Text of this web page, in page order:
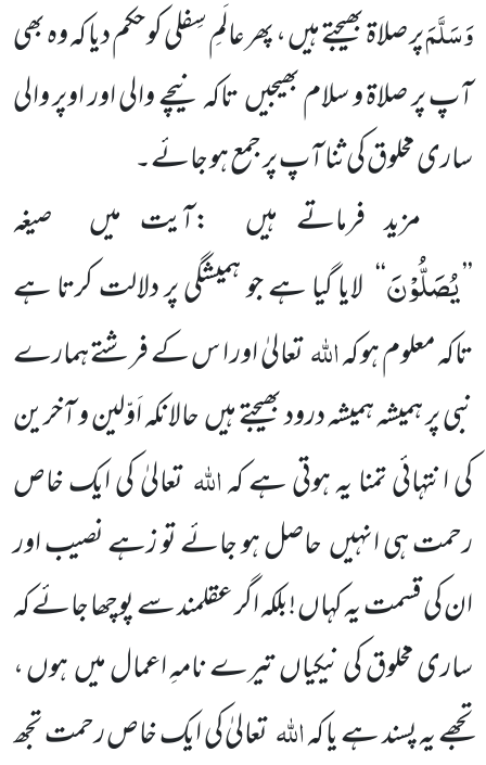
وَسَلَّمَپر صلاۃ بھیجتے ہیں ، پھر عالَمِ سِفلی کو حکم دیا کہ وہ بھی
آپ پر صلاۃ و سلام بھیجیں تاکہ نیچے والی اور اوپر والی
ساری مخلوق کی ثنا آپ پر جمع ہو جائے۔
مزید فرماتے ہیں :آیت میں صیغہ
’’یُصَلُّوْنَ‘‘ لایا گیا ہے جو ہمیشگی پر دلالت کرتا ہے
تاکہ معلوم ہو کہاللہتعالیٰ اور ا س کے فرشتے ہمارے
نبی پر ہمیشہ ہمیشہ درود بھیجتے ہیں حالانکہ اَوّلین و آخرین
کی انتہائی تمنا یہ ہوتی ہے کہاللہتعالیٰ کی ایک خاص
رحمت ہی انہیں حاصل ہو جائے تو زہے نصیب اور
ان کی قسمت یہ کہاں !بلکہ اگر عقلمند سے پوچھا جائے کہ
ساری مخلوق کی نیکیاں تیرے نامہِ اعمال میں ہوں ،
تجھے یہ پسند ہے یا کہاللہتعالیٰ کی ایک خاص رحمت تجھ